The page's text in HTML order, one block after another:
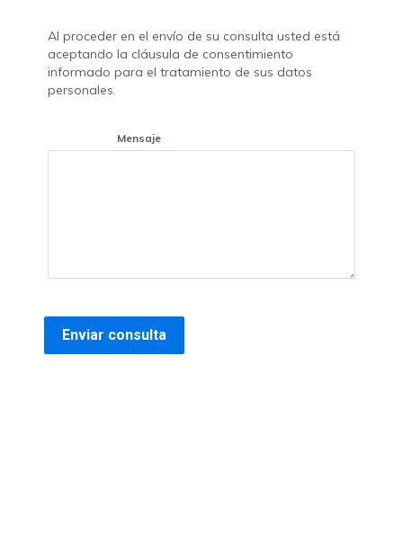
Al proceder en el envío de su consulta usted está
aceptando la cláusula de consentimiento
informado para el tratamiento de sus datos
personales.
Mensaje